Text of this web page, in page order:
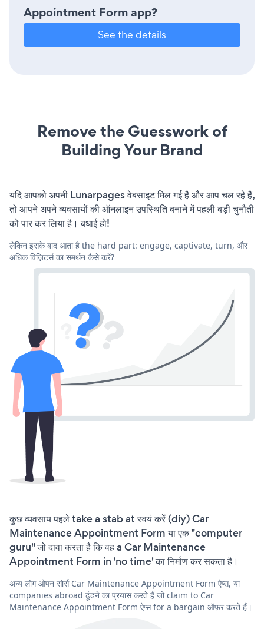
Appointment Form app?
See the details
Remove the Guesswork of
Building Your Brand
यदि आपको अपनी Lunarpages वेबसाइट मिल गई है और आप चल रहे हैं,
तो आपने अपने व्यवसायों की ऑनलाइन उपस्थिति बनाने में पहली बड़ी चुनौती
को पार कर लिया है। बधाई हो!
लेकिन इसके बाद आता है the hard part: engage, captivate, turn, और
अधिक विज़िटर्स का समर्थन कैसे करें?
कुछ व्यवसाय पहले take a stab at स्वयं करें (diy) Car
Maintenance Appointment Form या एक "computer
guru" जो दावा करता है कि वह a Car Maintenance
Appointment Form in 'no time' का निर्माण कर सकता है।
अन्य लोग ओपन सोर्स Car Maintenance Appointment Form ऐप्स, या
companies abroad ढूंढने का प्रयास करते हैं जो claim to Car
Maintenance Appointment Form ऐप्स for a bargain ऑफ़र करते हैं।